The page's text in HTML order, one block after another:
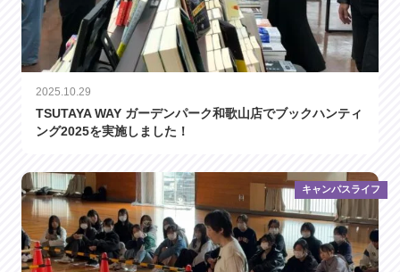
2025.10.29
TSUTAYA WAY ガーデンパーク和歌山店でブックハンティ
ング2025を実施しました！
キャンパスライフ